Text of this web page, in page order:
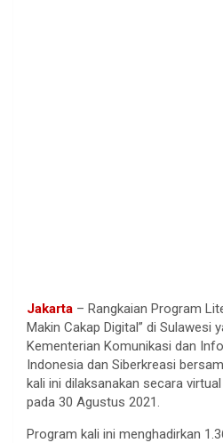
Jakarta – Rangkaian Program
Makin Cakap Digital” di Sulawesi
Kementerian Komunikasi dan
Indonesia dan Siberkreasi
kali ini dilaksanakan secara
pada 30 Agustus 2021.
Program kali ini menghadirkan